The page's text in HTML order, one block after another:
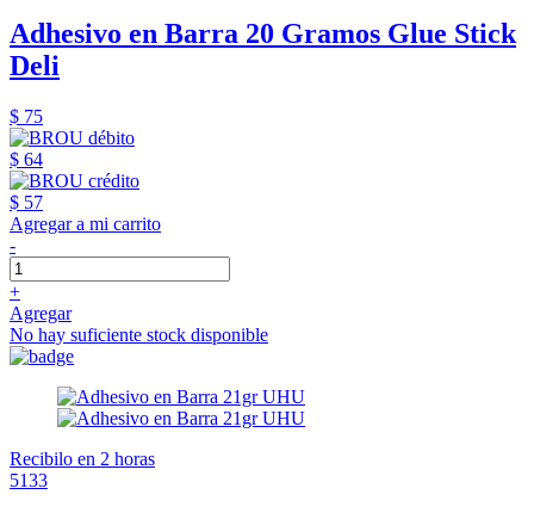
Adhesivo en Barra 20 Gramos Glue Stick
Deli
$ 75
$ 64
$ 57
Agregar a mi carrito
-
+
Agregar
No hay suficiente stock disponible
Recibilo en 2 horas
5133